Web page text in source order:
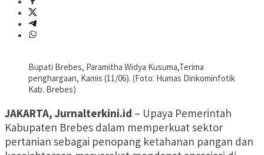
Bupati Brebes, Paramitha Widya Kusuma,Terima
penghargaan, Kamis (11/06). (Foto: Humas Dinkominfotik
Kab. Brebes)
JAKARTA, Jurnalterkini.id – Upaya Pemerintah
Kabupaten Brebes dalam memperkuat sektor
pertanian sebagai penopang ketahanan pangan dan